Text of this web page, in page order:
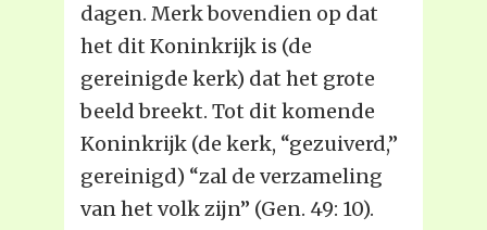
dagen. Merk bovendien op dat
het dit Koninkrijk is (de
gereinigde kerk) dat het grote
beeld breekt. Tot dit komende
Koninkrijk (de kerk, “gezuiverd,”
gereinigd) “zal de verzameling
van het volk zijn” (Gen. 49: 10).